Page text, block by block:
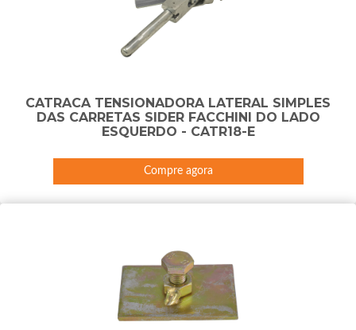
CATRACA TENSIONADORA LATERAL SIMPLES
DAS CARRETAS SIDER FACCHINI DO LADO
ESQUERDO - CATR18-E
Compre agora